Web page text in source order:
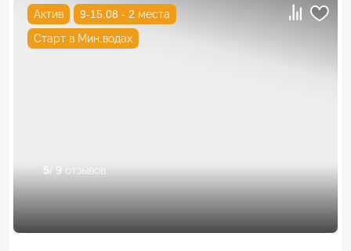
Актив
9-15.08 - 2 места
Старт в Мин.водах
5/ 9 отзывов